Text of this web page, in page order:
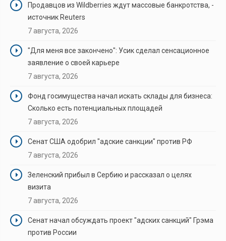
Продавцов из Wildberries ждут массовые банкротства, -
источник Reuters
7 августа, 2026
"Для меня все закончено": Усик сделал сенсационное
заявление о своей карьере
7 августа, 2026
Фонд госимущества начал искать склады для бизнеса:
Сколько есть потенциальных площадей
7 августа, 2026
Сенат США одобрил "адские санкции" против РФ
7 августа, 2026
Зеленский прибыл в Сербию и рассказал о целях
визита
7 августа, 2026
Сенат начал обсуждать проект "адских санкций" Грэма
против России